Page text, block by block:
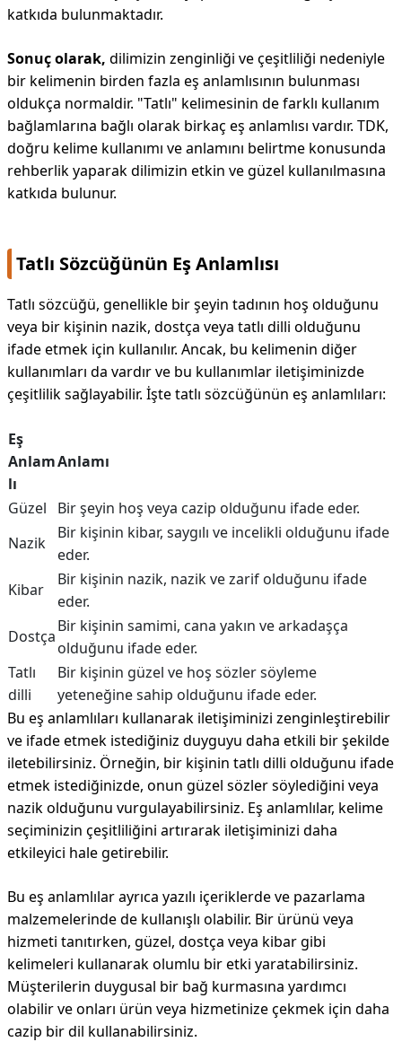
katkıda bulunmaktadır.
Sonuç olarak, dilimizin zenginliği ve çeşitliliği nedeniyle
bir kelimenin birden fazla eş anlamlısının bulunması
oldukça normaldir. "Tatlı" kelimesinin de farklı kullanım
bağlamlarına bağlı olarak birkaç eş anlamlısı vardır. TDK,
doğru kelime kullanımı ve anlamını belirtme konusunda
rehberlik yaparak dilimizin etkin ve güzel kullanılmasına
katkıda bulunur.
Tatlı Sözcüğünün Eş Anlamlısı
Tatlı sözcüğü, genellikle bir şeyin tadının hoş olduğunu
veya bir kişinin nazik, dostça veya tatlı dilli olduğunu
ifade etmek için kullanılır. Ancak, bu kelimenin diğer
kullanımları da vardır ve bu kullanımlar iletişiminizde
çeşitlilik sağlayabilir. İşte tatlı sözcüğünün eş anlamlıları:
Eş
Anlam
lı
Anlamı
Güzel
Bir şeyin hoş veya cazip olduğunu ifade eder.
Nazik
Bir kişinin kibar, saygılı ve incelikli olduğunu ifade
eder.
Kibar
Bir kişinin nazik, nazik ve zarif olduğunu ifade
eder.
Dostça
Bir kişinin samimi, cana yakın ve arkadaşça
olduğunu ifade eder.
Tatlı
dilli
Bir kişinin güzel ve hoş sözler söyleme
yeteneğine sahip olduğunu ifade eder.
Bu eş anlamlıları kullanarak iletişiminizi zenginleştirebilir
ve ifade etmek istediğiniz duyguyu daha etkili bir şekilde
iletebilirsiniz. Örneğin, bir kişinin tatlı dilli olduğunu ifade
etmek istediğinizde, onun güzel sözler söylediğini veya
nazik olduğunu vurgulayabilirsiniz. Eş anlamlılar, kelime
seçiminizin çeşitliliğini artırarak iletişiminizi daha
etkileyici hale getirebilir.
Bu eş anlamlılar ayrıca yazılı içeriklerde ve pazarlama
malzemelerinde de kullanışlı olabilir. Bir ürünü veya
hizmeti tanıtırken, güzel, dostça veya kibar gibi
kelimeleri kullanarak olumlu bir etki yaratabilirsiniz.
Müşterilerin duygusal bir bağ kurmasına yardımcı
olabilir ve onları ürün veya hizmetinize çekmek için daha
cazip bir dil kullanabilirsiniz.